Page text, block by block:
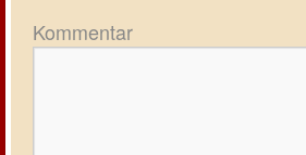
Kommentar